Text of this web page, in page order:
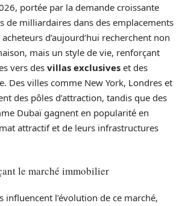
portée par la demande croissante
de milliardaires dans des emplacements
d’aujourd’hui recherchent non
mais un style de vie, renforçant
vers des villas exclusives et des
Des villes comme New York, Londres et
des pôles d’attraction, tandis que des
Dubaï gagnent en popularité en
attractif et de leurs infrastructures
le marché immobilier
influencent l’évolution de ce marché,